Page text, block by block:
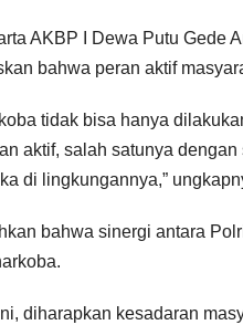
AKBP I Dewa Putu Gede
bahwa peran aktif
tidak bisa hanya
aktif, salah satunya
di lingkungannya,”
bahwa sinergi antara
diharapkan kesadaran